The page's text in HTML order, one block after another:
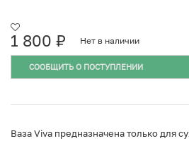
1 800 ₽ Нет в наличии
СООБЩИТЬ О ПОСТУПЛЕНИИ
Ваза Viva предназначена только для